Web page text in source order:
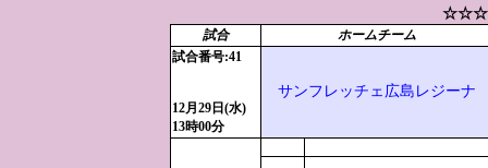
☆☆☆
試合
ホームチーム
試合番号:41
12月29日(水)
13時00分
サンフレッチェ広島レジーナ